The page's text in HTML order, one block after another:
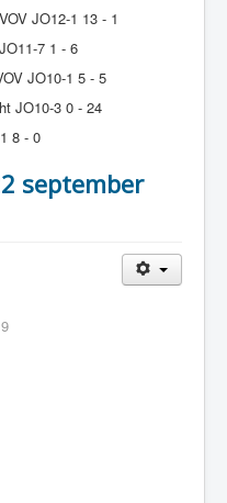
JO12-1 13 - 1
7 1 - 6
JO10-1 5 - 5
JO10-3 0 - 24
8 - 0
september